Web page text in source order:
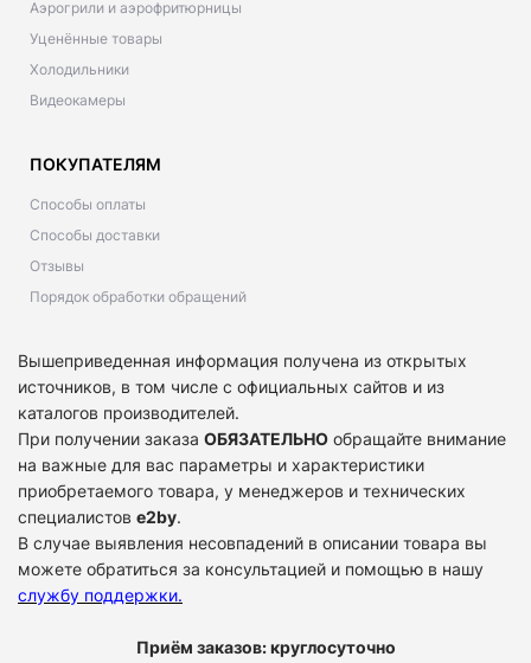
Аэрогрили и аэрофритюрницы
Уценённые товары
Холодильники
Видеокамеры
ПОКУПАТЕЛЯМ
Способы оплаты
Способы доставки
Отзывы
Порядок обработки обращений
Вышеприведенная информация получена из открытых
источников, в том числе с официальных сайтов и из
каталогов производителей.
При получении заказа ОБЯЗАТЕЛЬНО обращайте внимание
на важные для вас параметры и характеристики
приобретаемого товара, у менеджеров и технических
специалистов e2by.
В случае выявления несовпадений в описании товара вы
можете обратиться за консультацией и помощью в нашу
службу поддержки.
Приём заказов: круглосуточно